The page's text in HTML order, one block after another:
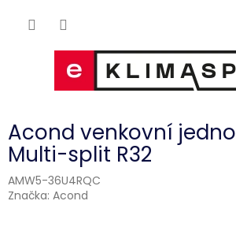
Acond venkovní
Multi-split R32
AMW5-36U4RQC
Značka: Acond